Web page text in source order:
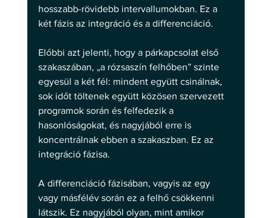
hosszabb-rövidebb intervallumokban. Ez a
két fázis az integráció és a differenciáció.
Előbbi azt jelenti, hogy a párkapcsolat első
szakaszában, „a rózsaszín felhőben” szinte
egyesül a két fél: mindent együtt csinálnak,
sok időt töltenek együtt közösen szervezett
programok során és felfedezik a
hasonlóságokat, és nagyjából erre is
koncentrálnak ebben a szakaszban. Ez az
integráció fázisa.
A differenciáció fázisában, vagyis az egy
vagy másfélév során ez a felhő csökkenni
látszik. Ez nagyjából olyan, mint amikor